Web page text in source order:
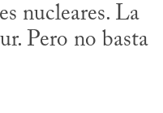
nucleares. La
Pero no basta